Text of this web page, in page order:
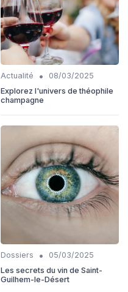
Actualité •
08/03/2025
Explorez l'univers de théophile
champagne
Dossiers •
05/03/2025
Les secrets du vin de Saint-
Guilhem-le-Désert